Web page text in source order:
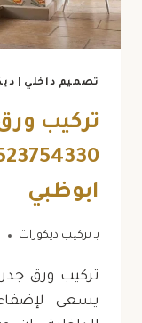
تصميم داخلي
تركيب
ابوظبي
بـ تركيب ديكورات
تركيب ورق
يسعى